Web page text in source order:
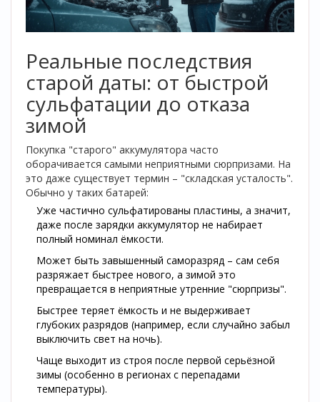
Реальные последствия
старой даты: от быстрой
сульфатации до отказа
зимой
Покупка "старого" аккумулятора часто
оборачивается самыми неприятными сюрпризами. На
это даже существует термин – "складская усталость".
Обычно у таких батарей:
Уже частично сульфатированы пластины, а значит,
даже после зарядки аккумулятор не набирает
полный номинал ёмкости.
Может быть завышенный саморазряд – сам себя
разряжает быстрее нового, а зимой это
превращается в неприятные утренние "сюрпризы".
Быстрее теряет ёмкость и не выдерживает
глубоких разрядов (например, если случайно забыл
выключить свет на ночь).
Чаще выходит из строя после первой серьёзной
зимы (особенно в регионах с перепадами
температуры).